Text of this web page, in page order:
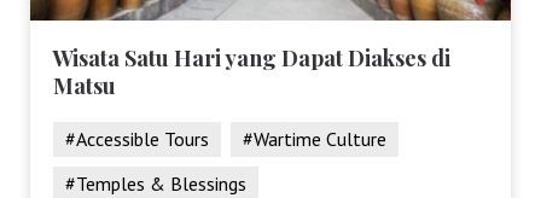
Wisata Satu Hari yang Dapat Diakses di
Matsu
#Accessible Tours
#Wartime Culture
#Temples & Blessings